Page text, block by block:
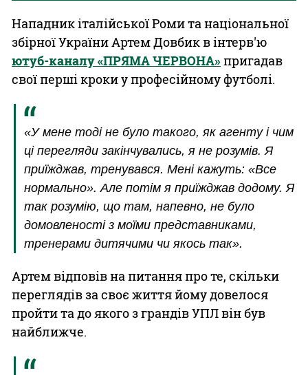
Нападник італійської Роми та національної
збірної України Артем Довбик в інтерв'ю
ютуб-каналу «ПРЯМА ЧЕРВОНА»пригадав
свої перші кроки у професійному футболі.
«У мене тоді не було такого, як агенту і чим
ці перегляди закінчувались, я не розумів. Я
приїжджав, тренувався. Мені кажуть: «Все
нормально». Але потім я приїжджав додому. Я
так розумію, що там, напевно, не було
домовленості з моїми представниками,
тренерами дитячими чи якось так».
Артем відповів на питання про те, скільки
переглядів за своє життя йому довелося
пройти та до якого з грандів УПЛ він був
найближче.